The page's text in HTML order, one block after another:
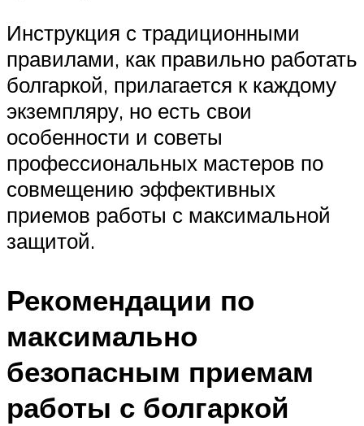
Инструкция с традиционными
правилами, как правильно работать
болгаркой, прилагается к каждому
экземпляру, но есть свои
особенности и советы
профессиональных мастеров по
совмещению эффективных
приемов работы с максимальной
защитой.
Рекомендации по
максимально
безопасным приемам
работы с болгаркой